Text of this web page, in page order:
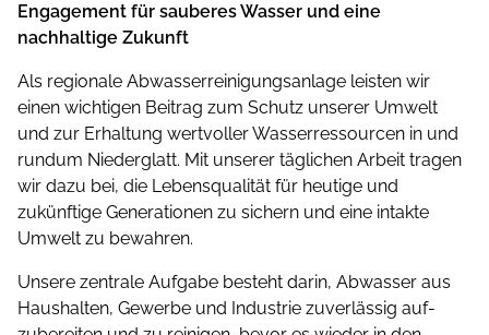
Engagement für sauberes Wasser und eine
nachhaltige Zukunft
Als regionale Abwasserreinigungsanlage leisten wir
einen wichtigen Beitrag zum Schutz unserer Umwelt
und zur Erhaltung wertvoller Wasserressourcen in und
rundum Niederglatt. Mit unserer täglichen Arbeit tragen
wir dazu bei, die Lebensqualität für heutige und
zukünftige Generationen zu sichern und eine intakte
Umwelt zu bewahren.
Unsere zentrale Aufgabe besteht darin, Abwasser aus
Haushalten, Gewerbe und Industrie zuverlässig auf­